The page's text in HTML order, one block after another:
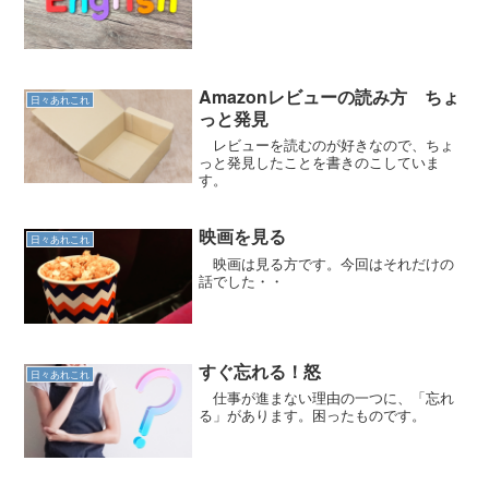
日々あれこれ
Amazonレビューの読み方 ちょ
っと発見
レビューを読むのが好きなので、ちょ
っと発見したことを書きのこしていま
す。
日々あれこれ 映画を見る
映画は見る方です。今回はそれだけの
話でした・・
日々あれこれ すぐ忘れる！怒
仕事が進まない理由の一つに、「忘れ
る」があります。困ったものです。